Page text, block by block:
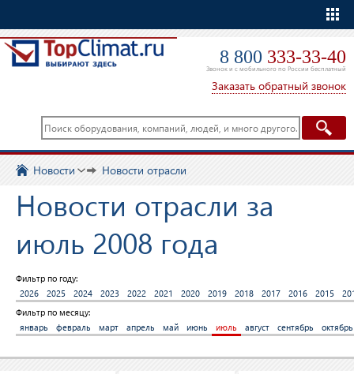
8 800 333-33-40
Звонок и с мобильного по России бесплатный
Заказать обратный звонок
Новости Новости отрасли
Новости отрасли за
июль 2008 года
Фильтр по году:
2026
2025 2024 2023 2022 2021 2020 2019 2018 2017 2016 2015
Фильтр по месяцу:
январь
февраль март апрель май июнь июль август сентябрь октябрь